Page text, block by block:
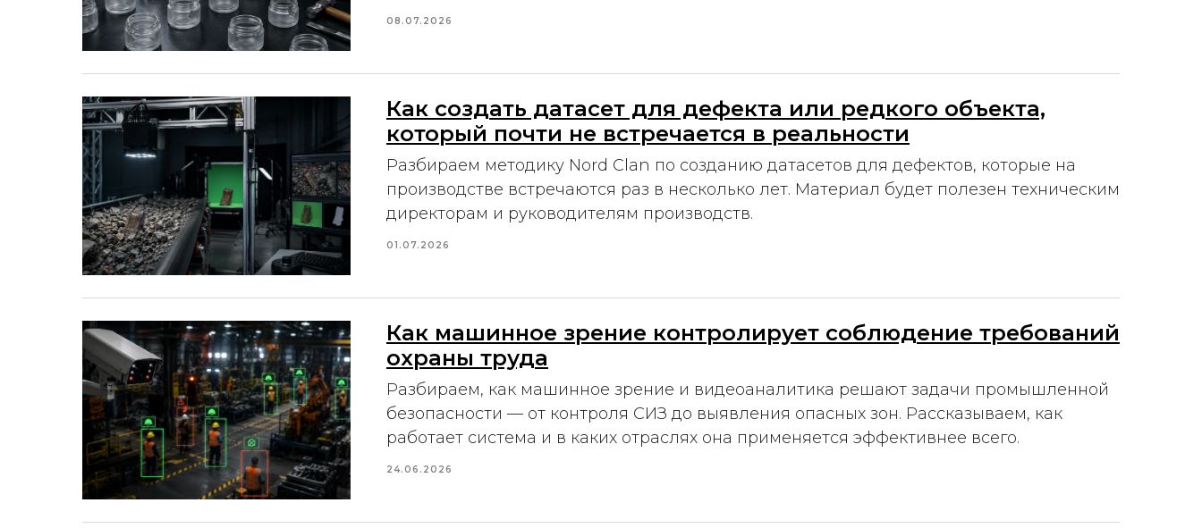
08.07.2026
Как создать датасет для дефекта или редкого объекта,
который почти не встречается в реальности
Разбираем методику Nord Clan по созданию датасетов для дефектов, которые на
производстве встречаются раз в несколько лет. Материал будет полезен техническим
директорам и руководителям производств.
01.07.2026
Как машинное зрение контролирует соблюдение требований
охраны труда
Разбираем, как машинное зрение и видеоаналитика решают задачи промышленной
безопасности — от контроля СИЗ до выявления опасных зон. Рассказываем, как
работает система и в каких отраслях она применяется эффективнее всего.
24.06.2026